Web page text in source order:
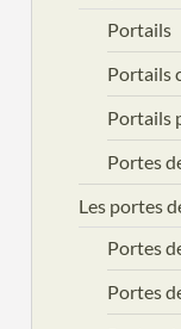
Portails
Portails
Portails
Portes
Les portes
Portes
Portes